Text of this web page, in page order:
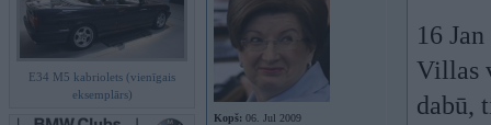
E34 M5 kabriolets (vienīgais
eksemplārs)
Kopš: 06. Jul 2009
16
Villas
dabū,